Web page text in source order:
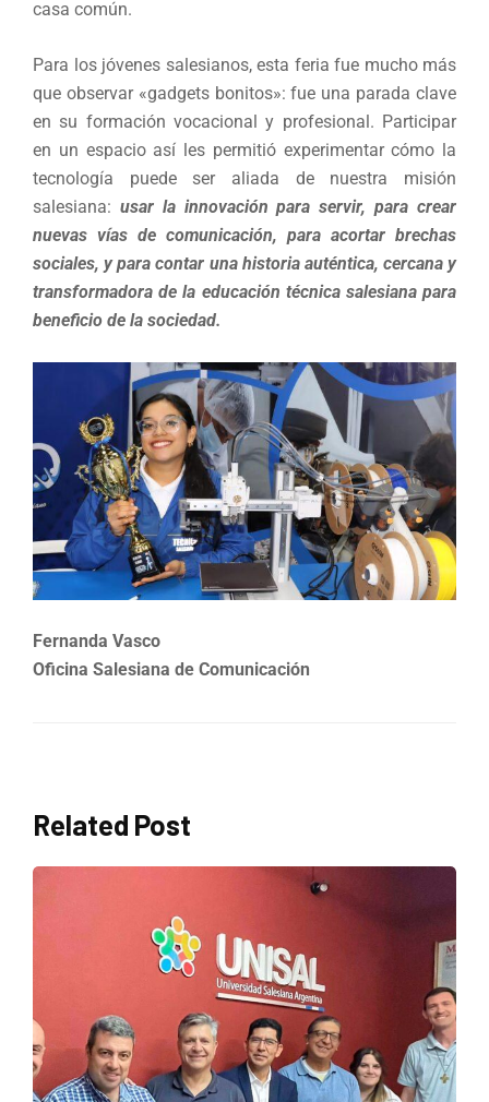
casa común.
Para los jóvenes salesianos, esta feria fue mucho más
que observar «gadgets bonitos»: fue una parada clave
en su formación vocacional y profesional. Participar
en un espacio así les permitió experimentar cómo la
tecnología puede ser aliada de nuestra misión
salesiana: usar la innovación para servir, para crear
nuevas vías de comunicación, para acortar brechas
sociales, y para contar una historia auténtica, cercana y
transformadora de la educación técnica salesiana para
beneficio de la sociedad.
Fernanda Vasco
Oficina Salesiana de Comunicación
Related Post